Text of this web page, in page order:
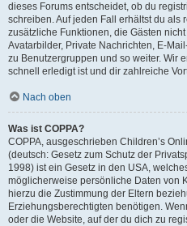
dieses Forums entscheidet, ob du
schreiben. Auf jeden Fall erhältst du als
zusätzliche Funktionen, die Gästen
Avatarbilder, Private Nachrichten, E-
zu Benutzergruppen und so weiter. Wir
schnell erledigt ist und dir zahlreiche
Nach oben
Was ist COPPA?
COPPA, ausgeschrieben Children’s
(deutsch: Gesetz zum Schutz der
1998) ist ein Gesetz in den USA,
möglicherweise persönliche Daten von
hierzu die Zustimmung der Eltern
Erziehungsberechtigten benötigen.
oder die Website, auf der du dich zu